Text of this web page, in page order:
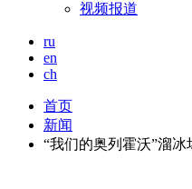
视频报道
ru
en
ch
首页
新闻
“我们的奥列霍沃”溜